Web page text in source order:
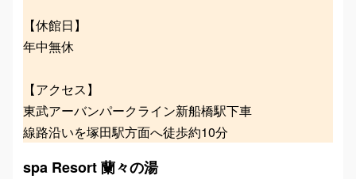
【休館日】
年中無休
【アクセス】
東武アーバンパークライン新船橋駅下車
線路沿いを塚田駅方面へ徒歩約10分
spa Resort 蘭々の湯